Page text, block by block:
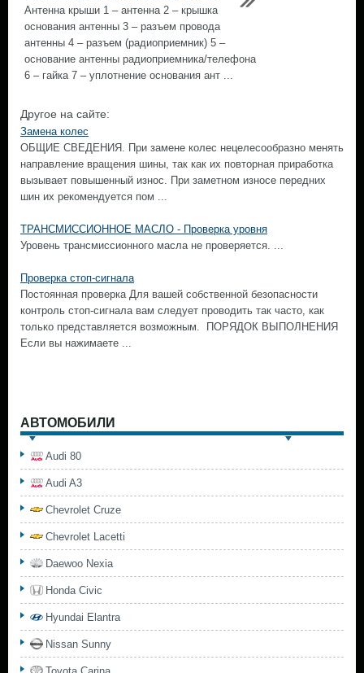
Антенна крыши 1 – антенна 2 – крышка
основания антенны 3 – разъем провода
антенны 4 – разъем (радиоприемник) 5 –
основание антенны радиоприемника/телефона
6 – гайка 7 – уплотнение основания ант ...
Другое на сайте:
Замена колес
ОБЩИЕ СВЕДЕНИЯ. При замене колес нецелесообразно менять
направление вращения шины, так как их повторная приработка
вызывает повышенный износ. При заметном износе передних
шин их рекомендуется пом ...
ТРАНСМИССИОННОЕ МАСЛО - Проверка уровня
Уровень трансмиссионного масла не проверяется. ...
Проверка стоп-сигнала
Постоянная проверка Для вашей собственной безопасности
контроль стоп-сигнала вам следует проводить так часто, как
только представляется возможным. ПОРЯДОК ВЫПОЛНЕНИЯ
Если вы нажимаете ...
АВТОМОБИЛИ
Audi 80
Audi A3
Chevrolet Cruze
Chevrolet Lacetti
Daewoo Nexia
Honda Civic
Hyundai Elantra
Nissan Sunny